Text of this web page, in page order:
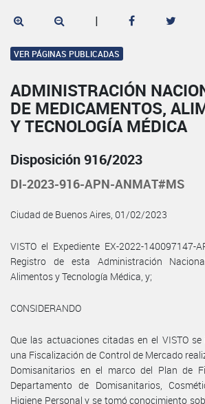
|
VER PÁGINAS PUBLICADAS
ADMINISTRACIÓN
DE MEDICAMENTOS,
Y TECNOLOGÍA MÉDICA
Disposición 916/2023
DI-2023-916-APN-ANMAT#MS
Ciudad de Buenos Aires, 01/02/2023
VISTO el Expediente EX-2022-140097147-
Registro de esta Administración
Alimentos y Tecnología Médica, y;
CONSIDERANDO
Que las actuaciones citadas en el VISTO
una Fiscalización de Control de Mercado
Domisanitarios en el marco del Plan de
Departamento de Domisanitarios,
Higiene Personal y se tomó conocimiento